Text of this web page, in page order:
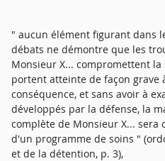
" aucun élément figurant dans
débats ne démontre que les
Monsieur X... compromettent
portent atteinte de façon grave
conséquence, et sans avoir à
développés par la défense, la
complète de Monsieur X... sera
d'un programme de soins "
et de la détention, p. 3),